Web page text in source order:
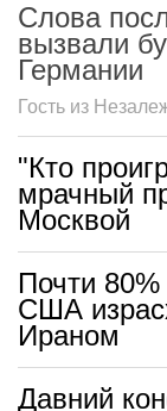
Слова
вызвали
Германии
Гость из
"Кто
мрачный
Москвой
Почти
США
Ираном
Давний